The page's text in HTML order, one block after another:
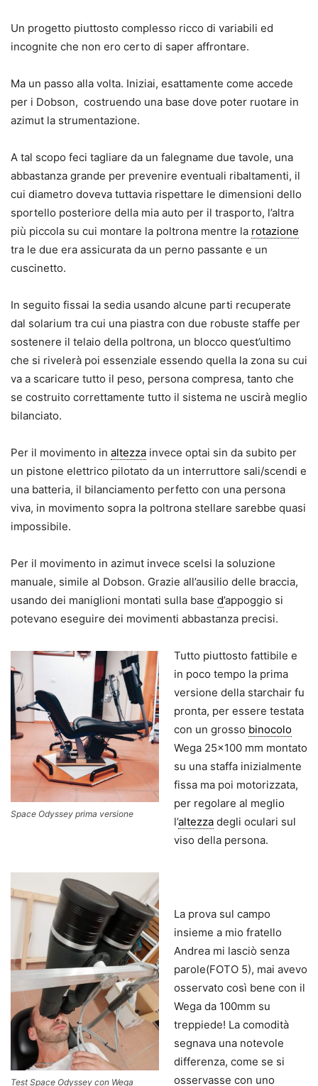
Un progetto piuttosto complesso ricco di variabili ed
incognite che non ero certo di saper affrontare.
Ma un passo alla volta. Iniziai, esattamente come accede
per i Dobson, costruendo una base dove poter ruotare in
azimut la strumentazione.
A tal scopo feci tagliare da un falegname due tavole, una
abbastanza grande per prevenire eventuali ribaltamenti, il
cui diametro doveva tuttavia rispettare le dimensioni dello
sportello posteriore della mia auto per il trasporto, l’altra
più piccola su cui montare la poltrona mentre la rotazione
tra le due era assicurata da un perno passante e un
cuscinetto.
In seguito fissai la sedia usando alcune parti recuperate
dal solarium tra cui una piastra con due robuste staffe per
sostenere il telaio della poltrona, un blocco quest’ultimo
che si rivelerà poi essenziale essendo quella la zona su cui
va a scaricare tutto il peso, persona compresa, tanto che
se costruito correttamente tutto il sistema ne uscirà meglio
bilanciato.
Per il movimento in altezza invece optai sin da subito per
un pistone elettrico pilotato da un interruttore sali/scendi e
una batteria, il bilanciamento perfetto con una persona
viva, in movimento sopra la poltrona stellare sarebbe quasi
impossibile.
Per il movimento in azimut invece scelsi la soluzione
manuale, simile al Dobson. Grazie all’ausilio delle braccia,
usando dei maniglioni montati sulla base d’appoggio si
potevano eseguire dei movimenti abbastanza precisi.
Space Odyssey prima versione
Tutto piuttosto fattibile e
in poco tempo la prima
versione della starchair fu
pronta, per essere testata
con un grosso binocolo
Wega 25×100 mm montato
su una staffa inizialmente
fissa ma poi motorizzata,
per regolare al meglio
l’altezza degli oculari sul
viso della persona.
Test Space Odyssey con Wega
La prova sul campo
insieme a mio fratello
Andrea mi lasciò senza
parole(FOTO 5), mai avevo
osservato così bene con il
Wega da 100mm su
treppiede! La comodità
segnava una notevole
differenza, come se si
osservasse con uno